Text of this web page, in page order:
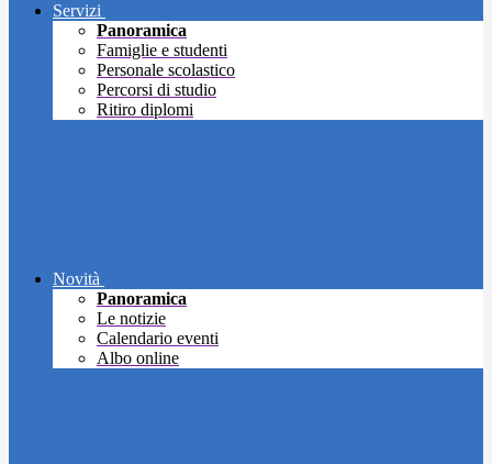
Servizi
Panoramica
Famiglie e studenti
Personale scolastico
Percorsi di studio
Ritiro diplomi
Novità
Panoramica
Le notizie
Calendario eventi
Albo online